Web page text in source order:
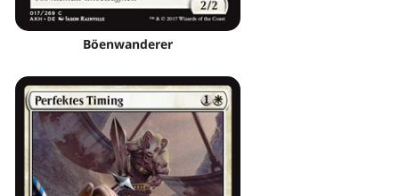
Böenwanderer